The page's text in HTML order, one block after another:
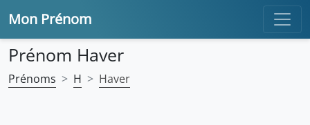
Mon Prénom
Prénom Haver
Prénoms H Haver